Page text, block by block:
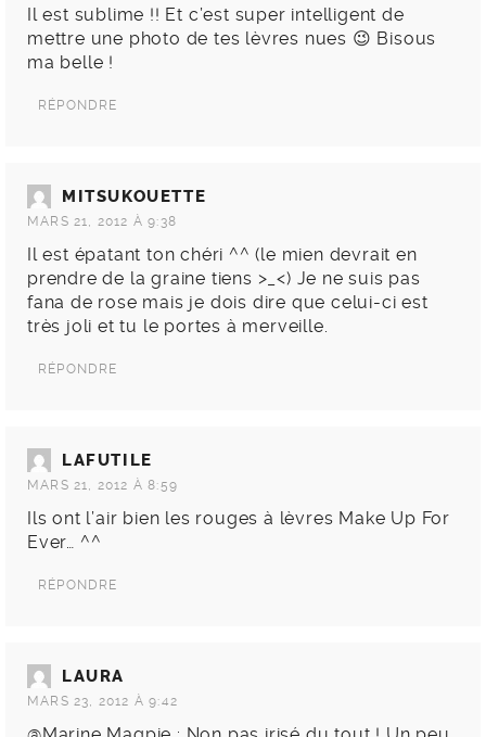
Il est sublime !! Et c’est super intelligent de
mettre une photo de tes lèvres nues 😉 Bisous
ma belle !
RÉPONDRE
MITSUKOUETTE
MARS 21, 2012 À 9:38
Il est épatant ton chéri ^^ (le mien devrait en
prendre de la graine tiens >_<) Je ne suis pas
fana de rose mais je dois dire que celui-ci est
très joli et tu le portes à merveille.
RÉPONDRE
LAFUTILE
MARS 21, 2012 À 8:59
Ils ont l’air bien les rouges à lèvres Make Up For
Ever… ^^
RÉPONDRE
LAURA
MARS 23, 2012 À 9:42